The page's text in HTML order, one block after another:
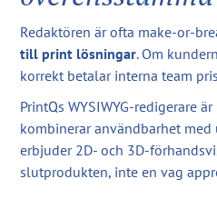
Redaktören är ofta make-or-
till print lösningar. Om
korrekt betalar interna team
PrintQs WYSIWYG-redigerare
kombinerar användbarhet
erbjuder 2D- och 3D-
slutprodukten, inte en vag